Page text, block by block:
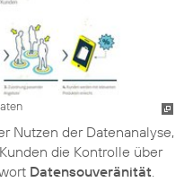
Nutzen der Datenanalyse,
die Kontrolle über
Datensouveränität.